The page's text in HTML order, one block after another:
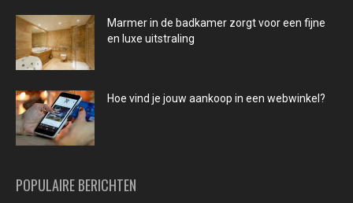
Marmer in de badkamer zorgt voor een fijne
en luxe uitstraling
Hoe vind je jouw aankoop in een webwinkel?
POPULAIRE BERICHTEN